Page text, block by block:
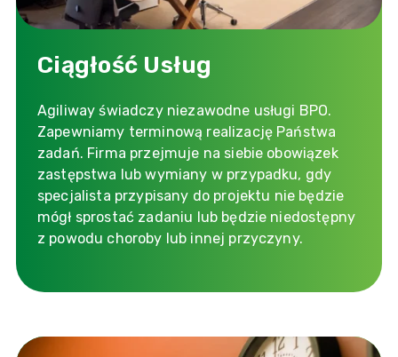
Ciągłość Usług
Agiliway świadczy niezawodne usługi BPO.
Zapewniamy terminową realizację Państwa
zadań. Firma przejmuje na siebie obowiązek
zastępstwa lub wymiany w przypadku, gdy
specjalista przypisany do projektu nie będzie
mógł sprostać zadaniu lub będzie niedostępny
z powodu choroby lub innej przyczyny.